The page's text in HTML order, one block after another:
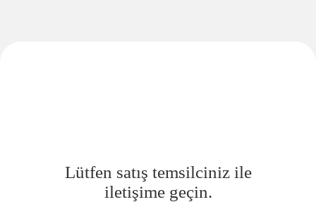
Lütfen satış temsilciniz ile
iletişime geçin.